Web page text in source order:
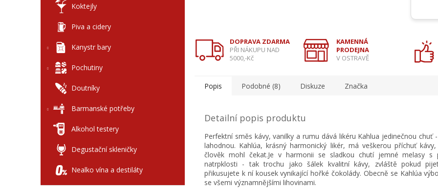
Koktejly
Piva a cidery
Kanystr bary
Pochutiny
Doutníky
Barmanské potřeby
Alkohol testery
Degustační skleničky
Nealko vína a destiláty
DOPRAVA ZDARMA
PŘI NÁKUPU NAD
5000,-Kč
KAMENNÁ
PRODEJNA
V OSTRAVĚ
Popis Podobné (8) Diskuze Značka
Detailní popis produktu
Perfektní směs kávy, vanilky a rumu dává likéru Kahlua jedinečnou chuť
lahodnou. Kahlúa, krásný harmonický likér, má veškerou příchuť
člověk mohl čekat.Je v harmonii se sladkou chutí jemné melasy s
natrpklosti - tak trochu jako šálek kvalitní kávy, zvláště pokud
přikusujete k ní kousek vynikající hořké čokolády. Obecně se Kahlúa
se všemi významnějšími lihovinami.